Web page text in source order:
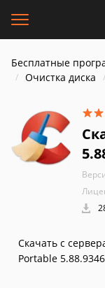
Бесплатные
Очистка диска
Скачать с
Portable